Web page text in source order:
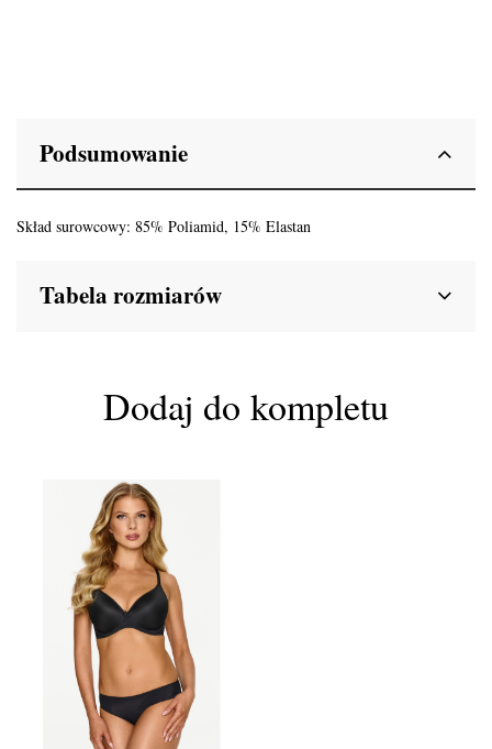
Podsumowanie
Skład surowcowy: 85% Poliamid, 15% Elastan
Tabela rozmiarów
Dodaj do kompletu